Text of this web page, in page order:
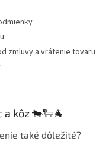
zmluvy a vrátenie tovaru
a kôz 🐄🐑🐐
také dôležité?